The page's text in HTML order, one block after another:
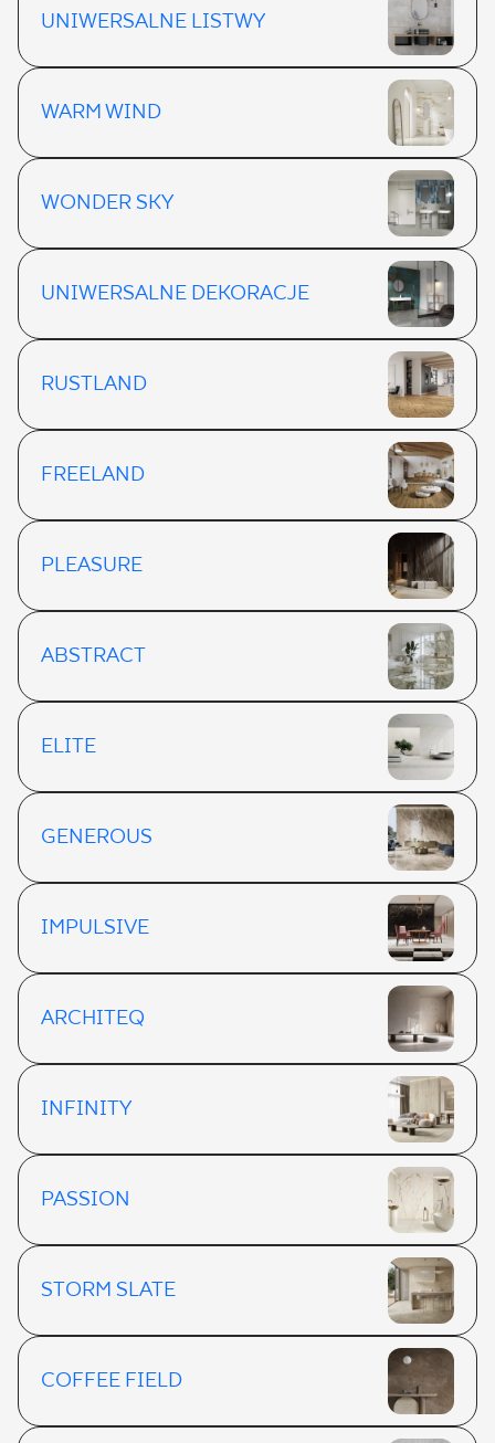
UNIWERSALNE LISTWY
WARM WIND
WONDER SKY
UNIWERSALNE DEKORACJE
RUSTLAND
FREELAND
PLEASURE
ABSTRACT
ELITE
GENEROUS
IMPULSIVE
ARCHITEQ
INFINITY
PASSION
STORM SLATE
COFFEE FIELD